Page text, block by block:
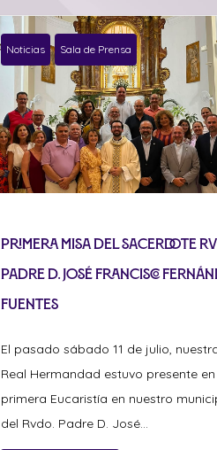
Noticias Sala de Prensa
Primera misa del sacerdote
Padre D. José Francisco
Fuentes
El pasado sábado 11 de julio,
Real Hermandad estuvo presente
primera Eucaristía en nuestro
del Rvdo. Padre D. José...